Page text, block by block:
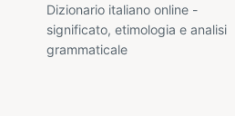
Dizionario italiano online -
significato, etimologia e analisi
grammaticale